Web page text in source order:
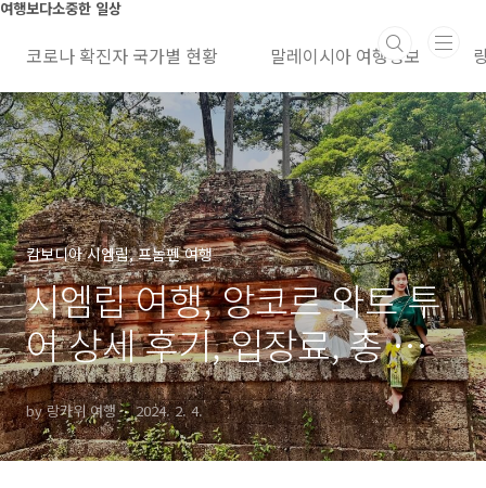
본문 바로가기
여행보다소중한 일상
코로나 확진자 국가별 현황 말레이시아 여행정보
캄보디아 시엠립, 프놈펜 여행
시엠립 여행, 앙코르 와트 투
어 상세 후기, 입장료, 총 비
용, 예약, 코스, 이심
by 랑카위 여행 2024. 2. 4.